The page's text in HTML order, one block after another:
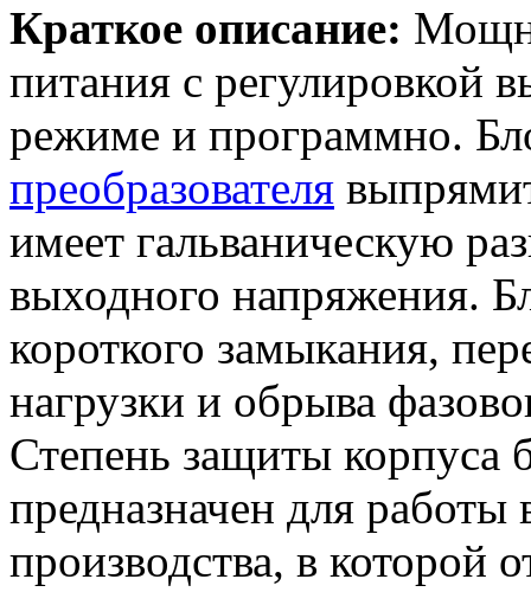
Краткое описание:
питания с регулировкой
режиме и программно.
преобразователя
имеет гальваническую
выходного напряжения.
короткого замыкания,
нагрузки и обрыва
Степень защиты корпуса
предназначен для
производства, в которой